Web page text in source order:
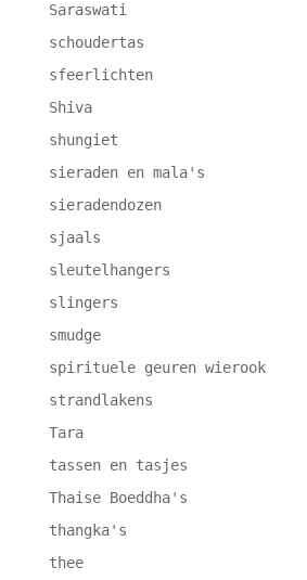
Saraswati
schoudertas
sfeerlichten
Shiva
shungiet
sieraden en mala's
sieradendozen
sjaals
sleutelhangers
slingers
smudge
spirituele geuren wierook
strandlakens
Tara
tassen en tasjes
Thaise Boeddha's
thangka's
thee